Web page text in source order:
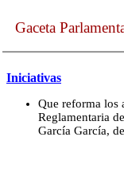
Gaceta
Iniciativas
Que reforma los
Reglamentaria
García García,